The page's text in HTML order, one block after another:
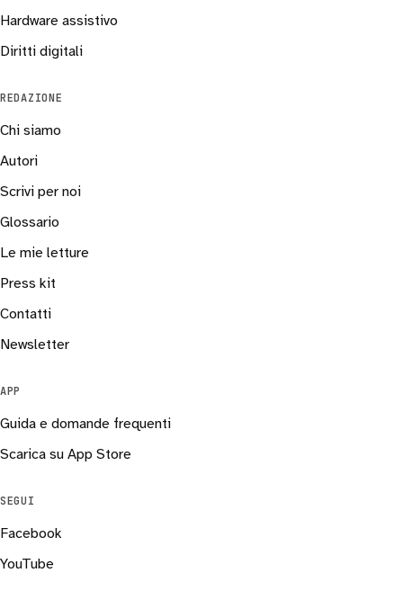
Hardware assistivo
Diritti digitali
REDAZIONE
Chi siamo
Autori
Scrivi per noi
Glossario
Le mie letture
Press kit
Contatti
Newsletter
APP
Guida e domande frequenti
Scarica su App Store
SEGUI
Facebook
YouTube